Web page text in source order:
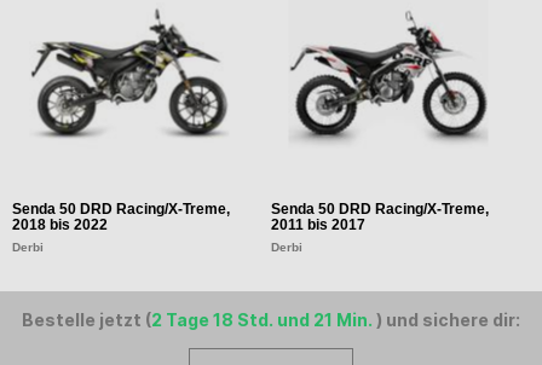
Senda 50 DRD Racing/X-Treme,
2018 bis 2022
Derbi
Senda 50 DRD Racing/X-Treme,
2011 bis 2017
Derbi
Bestelle jetzt (2 Tage 18 Std. und 21 Min. ) und sichere dir: